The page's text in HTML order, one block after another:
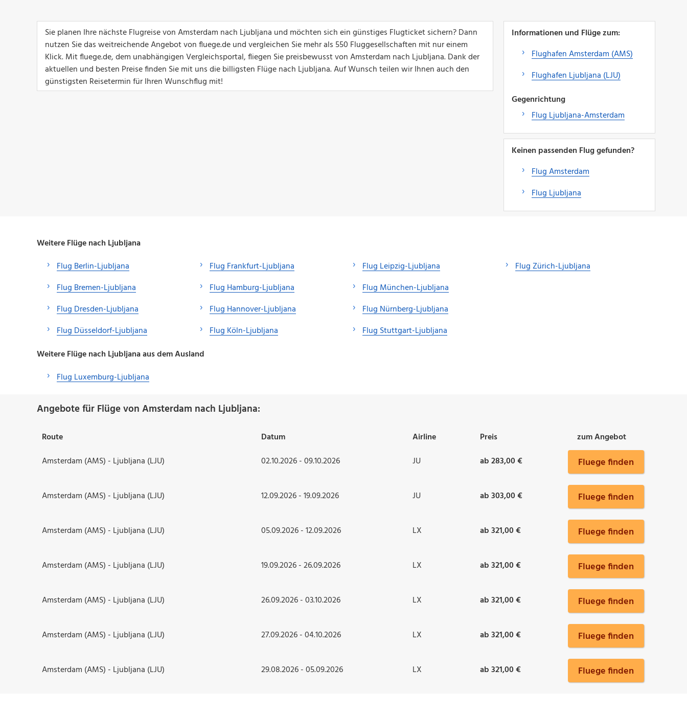
Sie planen Ihre nächste Flugreise von Amsterdam nach Ljubljana und möchten sich ein günstiges Flugticket sichern? Dann
nutzen Sie das weitreichende Angebot von fluege.de und vergleichen Sie mehr als 550 Fluggesellschaften mit nur einem
Klick. Mit fluege.de, dem unabhängigen Vergleichsportal, fliegen Sie preisbewusst von Amsterdam nach Ljubljana. Dank der
aktuellen und besten Preise finden Sie mit uns die billigsten Flüge nach Ljubljana. Auf Wunsch teilen wir Ihnen auch den
günstigsten Reisetermin für Ihren Wunschflug mit!
Informationen und Flüge zum:
Flughafen Amsterdam (AMS)
Flughafen Ljubljana (LJU)
Gegenrichtung
Flug Ljubljana-Amsterdam
Keinen passenden Flug gefunden?
Flug Amsterdam
Flug Ljubljana
Weitere Flüge nach Ljubljana
Flug Berlin-Ljubljana
Flug Bremen-Ljubljana
Flug Dresden-Ljubljana
Flug Düsseldorf-Ljubljana
Flug Frankfurt-Ljubljana
Flug Hamburg-Ljubljana
Flug Hannover-Ljubljana
Flug Köln-Ljubljana
Flug Leipzig-Ljubljana
Flug München-Ljubljana
Flug Nürnberg-Ljubljana
Flug Stuttgart-Ljubljana
Flug Zürich-Ljubljana
Weitere Flüge nach Ljubljana aus dem Ausland
Flug Luxemburg-Ljubljana
Angebote für Flüge von Amsterdam nach Ljubljana:
Route Datum Airline Preis
zum Angebot
Amsterdam (AMS) - Ljubljana (LJU)
02.10.2026 - 09.10.2026 JU ab 283,00 € Fluege finden
Amsterdam (AMS) - Ljubljana (LJU) 12.09.2026 - 19.09.2026 JU ab 303,00 € Fluege finden
Amsterdam (AMS) - Ljubljana (LJU) 05.09.2026 - 12.09.2026 LX ab 321,00 € Fluege finden
Amsterdam (AMS) - Ljubljana (LJU) 19.09.2026 - 26.09.2026 LX ab 321,00 € Fluege finden
Amsterdam (AMS) - Ljubljana (LJU) 26.09.2026 - 03.10.2026 LX ab 321,00 € Fluege finden
Amsterdam (AMS) - Ljubljana (LJU) 27.09.2026 - 04.10.2026 LX ab 321,00 € Fluege finden
Amsterdam (AMS) - Ljubljana (LJU) 29.08.2026 - 05.09.2026 LX ab 321,00 € Fluege finden